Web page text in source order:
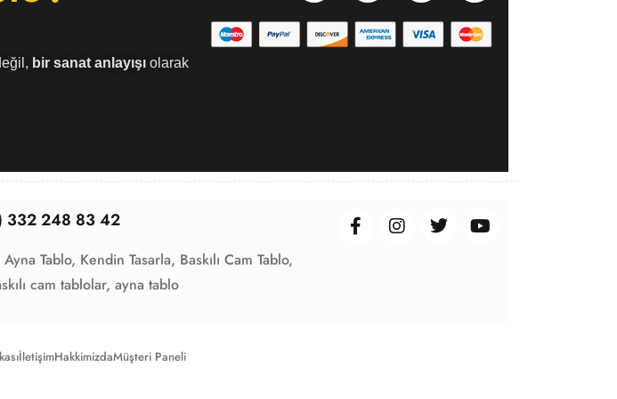
bir sanat anlayışı olarak
332 248 83 42
Ayna Tablo, Kendin Tasarla, Baskılı Cam Tablo,
cam tablolar, ayna tablo
İletişimHakkimizdaMüşteri Paneli